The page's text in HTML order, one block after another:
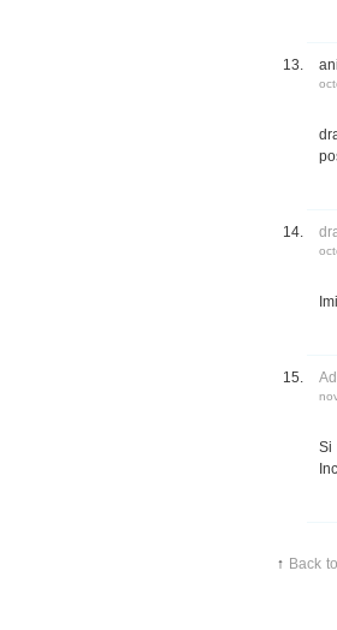
ani
Si
↑ Back